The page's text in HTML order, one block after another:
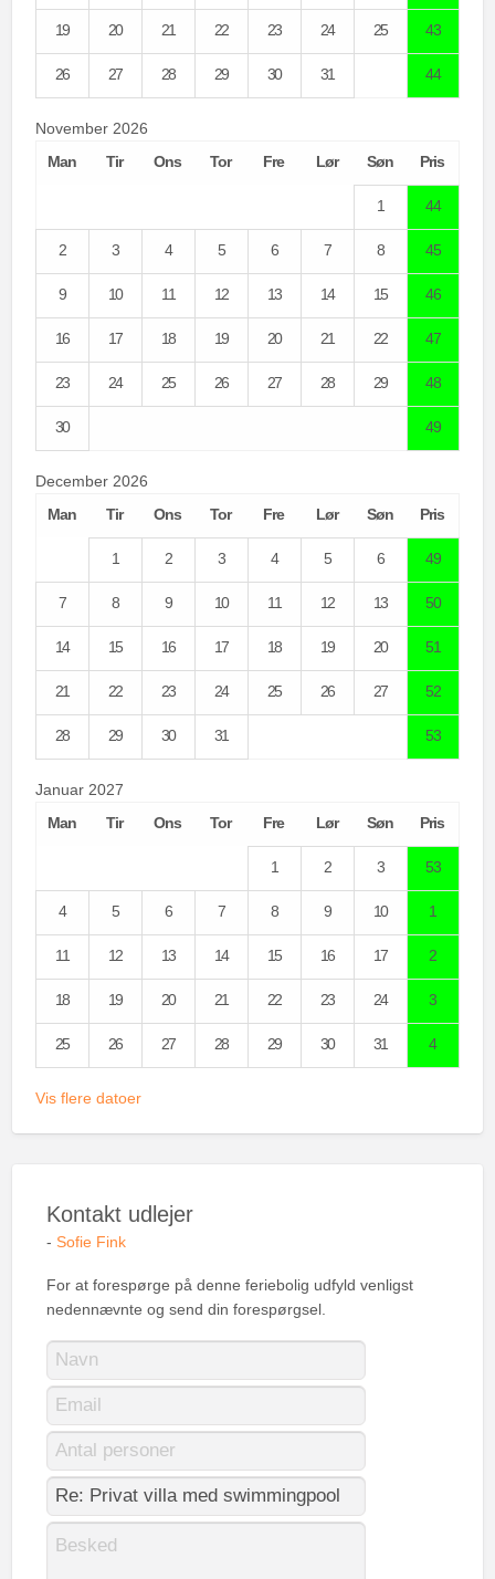
19 20 21 22 23 24 25 43
26 27 28 29 30 31 44
November 2026
Man
Tir Ons Tor Fre Lør Søn Pris
1 44
2 3 4 5 6 7 8 45
9 10 11 12 13 14 15 46
16 17 18 19 20 21 22 47
23 24 25 26 27 28 29 48
30 49
December 2026
Man
Tir Ons Tor Fre Lør Søn Pris
1 2 3 4 5 6 49
7 8 9 10 11 12 13 50
14 15 16 17 18 19 20 51
21 22 23 24 25 26 27 52
28 29 30 31 53
Januar 2027
Man
Tir Ons Tor Fre Lør Søn Pris
1 2 3 53
4 5 6 7 8 9 10 1
11 12 13 14 15 16 17 2
18 19 20 21 22 23 24 3
25 26 27 28 29 30 31 4
Vis flere datoer
Kontakt udlejer
- Sofie Fink
For at forespørge på denne feriebolig udfyld venligst
nedennævnte og send din forespørgsel.